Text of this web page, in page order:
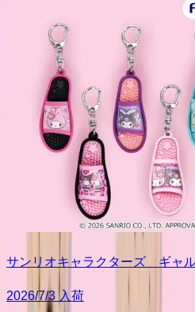
サンリオキャラクターズ ギャ
2026/7/3 入荷